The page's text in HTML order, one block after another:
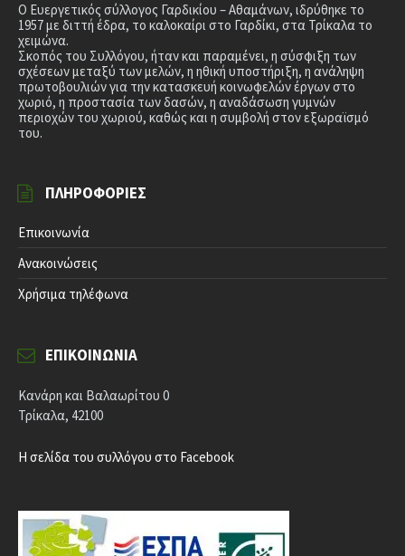
Ο Ευεργετικός σύλλογος Γαρδικίου – Αθαμάνων, ιδρύθηκε το
1957 με διττή έδρα, το καλοκαίρι στο Γαρδίκι, στα Τρίκαλα το
χειμώνα.
Σκοπός του Συλλόγου, ήταν και παραμένει, η σύσφιξη των
σχέσεων μεταξύ των μελών, η ηθική υποστήριξη, η ανάληψη
πρωτοβουλιών για την κατασκευή κοινωφελών έργων στο
χωριό, η προστασία των δασών, η αναδάσωση γυμνών
περιοχών του χωριού, καθώς και η συμβολή στον εξωραϊσμό
του.
ΠΛΗΡΟΦΟΡΊΕΣ
Επικοινωνία
Ανακοινώσεις
Χρήσιμα τηλέφωνα
ΕΠΙΚΟΙΝΩΝΊΑ
Κανάρη και Βαλαωρίτου 0
Τρίκαλα, 42100
Η σελίδα του συλλόγου στο Facebook